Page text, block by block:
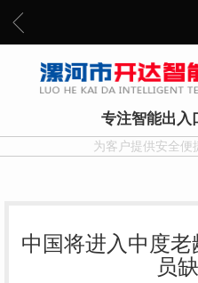
专注智能出入
为客户提供安全便
中国将进入中度
员